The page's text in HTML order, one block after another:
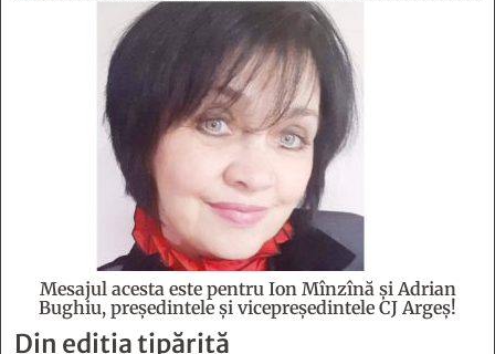
Mesajul acesta este pentru Ion Mînzînă şi Adrian
Bughiu, preşedintele şi vicepreşedintele CJ Argeş!
Din ediția tipărită